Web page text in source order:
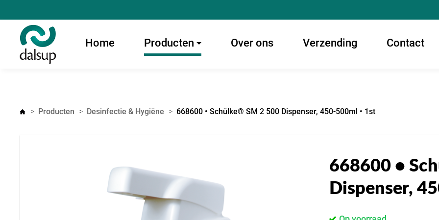
Home Producten Over ons Verzending Contact
Producten Desinfectie & Hygiëne 668600 • Schülke® SM 2 500 Dispenser, 450-500ml • 1st
668600 •
Dispenser,